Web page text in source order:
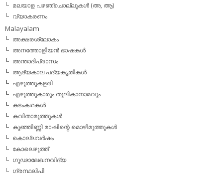
മലയാള പഴഞ്ചൊല്ലുകൾ (അ, ആ)
വ്യാകരണം
Malayalam
അക്ഷരശ്ലോകം
അനത്തോളിയന്‍ ഭാഷകള്‍
അന്താദിപ്രാസം
ആദ്യകാല പദ്യകൃതികള്‍
എഴുത്തുകളരി
എഴുത്തുകാരും തൂലികാനാമവും
കടംകഥകള്‍
കവിതാമുത്തുകള്‍
കുഞ്ഞിണ്ണി മാഷിന്റെ മൊഴിമുത്തുകള്‍
കൊല്ലവര്‍ഷം
കോലെഴുത്ത്
ഗൂഢാലേഖനവിദ്യ
ഗ്രന്ഥലിപി